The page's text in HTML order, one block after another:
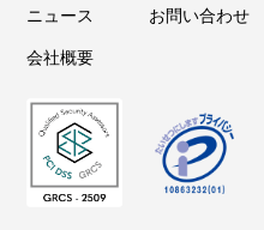
ニュース お問い合わせ
会社概要